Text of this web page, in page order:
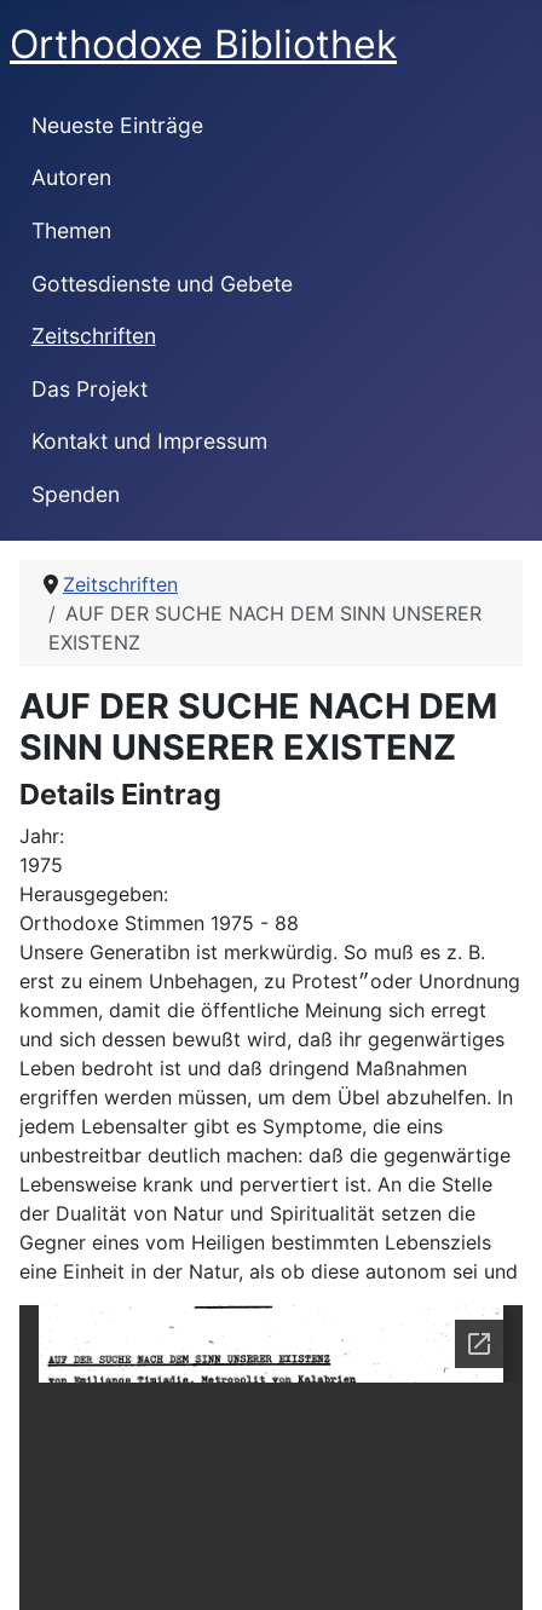
Orthodoxe Bibliothek
Neueste Einträge
Autoren
Themen
Gottesdienste und Gebete
Zeitschriften
Das Projekt
Kontakt und Impressum
Spenden
Zeitschriften
AUF DER SUCHE NACH DEM SINN UNSERER
EXISTENZ
AUF DER SUCHE NACH DEM
SINN UNSERER EXISTENZ
Details Eintrag
Jahr:
1975
Herausgegeben:
Orthodoxe Stimmen 1975 - 88
Unsere Generatibn ist merkwürdig. So muß es z. B.
erst zu einem Unbehagen, zu Protest״oder Unordnung
kommen, damit die öffentliche Meinung sich erregt
und sich dessen bewußt wird, daß ihr gegenwärtiges
Leben bedroht ist und daß dringend Maßnahmen
ergriffen werden müssen, um dem Übel abzuhelfen. In
jedem Lebensalter gibt es Symptome, die eins
unbestreitbar deutlich machen: daß die gegenwärtige
Lebensweise krank und pervertiert ist. An die Stelle
der Dualität von Natur und Spiritualität setzen die
Gegner eines vom Heiligen bestimmten Lebensziels
eine Einheit in der Natur, als ob diese autonom sei und